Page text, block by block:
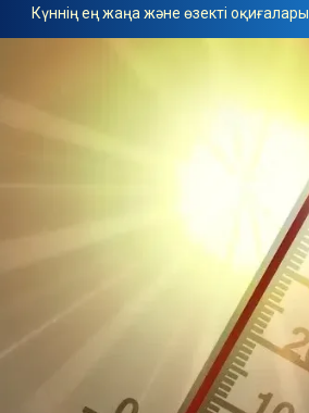
Күннің ең жаңа және өзекті оқиғалары